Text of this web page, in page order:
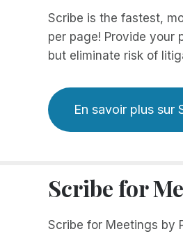
Scribe is the fastest,
per page! Provide your
but eliminate risk of
En savoir plus sur
Scribe for
Scribe for Meetings by